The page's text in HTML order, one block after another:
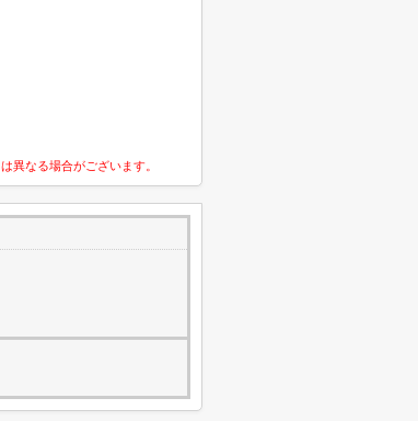
異なる場合がございます。